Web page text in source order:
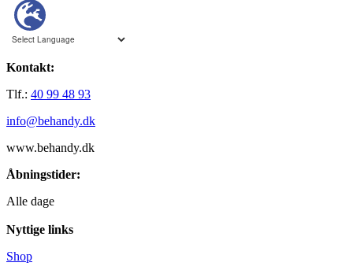
Kontakt:
Tlf.: 40 99 48 93
info@behandy.dk
www.behandy.dk
Åbningstider:
Alle dage
Nyttige links
Shop